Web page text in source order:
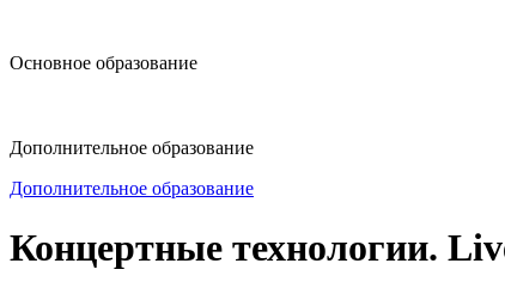
Основное образование
Дополнительное образование
Дополнительное образование
Концертные технологии.